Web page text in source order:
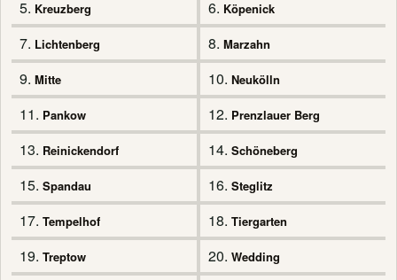
5. Kreuzberg 6. Köpenick
7. Lichtenberg 8. Marzahn
9. Mitte 10. Neukölln
11. Pankow 12. Prenzlauer Berg
13. Reinickendorf 14. Schöneberg
15. Spandau 16. Steglitz
17. Tempelhof 18. Tiergarten
19. Treptow 20. Wedding